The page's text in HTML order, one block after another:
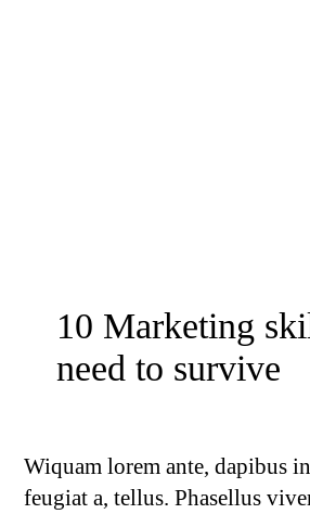
10 Marketing
need to survive
Wiquam lorem ante, dapibus
feugiat a, tellus. Phasellus